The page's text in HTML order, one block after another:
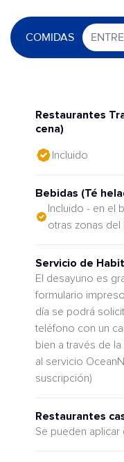
COMIDAS
Restaurantes
cena)
Incluido
Bebidas (Té
Incluido - en el
otras zonas del
Servicio de
El desayuno es
formulario
día se podrá
teléfono con un
bien a través de
al servicio
suscripción)
Restaurantes
Se pueden